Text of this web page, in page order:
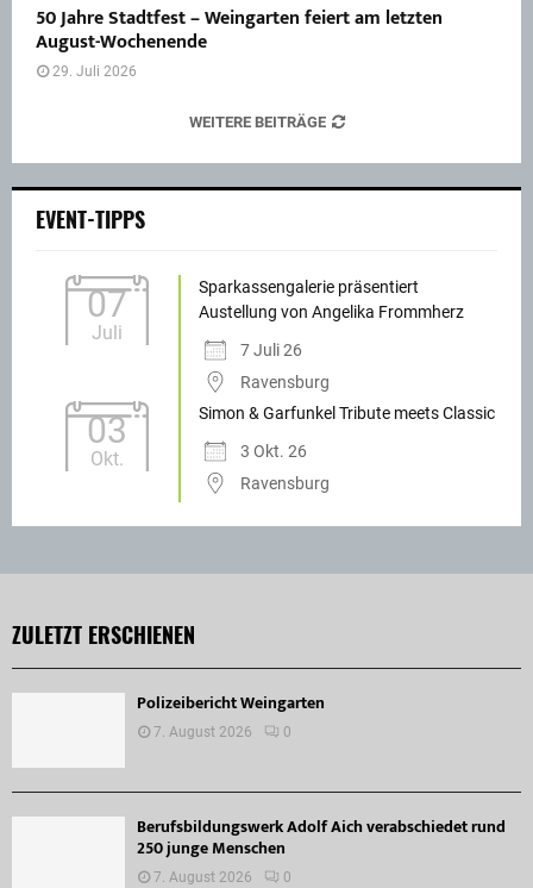
50 Jahre Stadtfest – Weingarten feiert am letzten
August-Wochenende
29. Juli 2026
WEITERE BEITRÄGE
EVENT-TIPPS
07
Juli
Sparkassengalerie präsentiert
Austellung von Angelika Frommherz
7 Juli 26
Ravensburg
03
Okt.
Simon & Garfunkel Tribute meets Classic
3 Okt. 26
Ravensburg
ZULETZT ERSCHIENEN
Polizeibericht Weingarten
7. August 2026 0
Berufsbildungswerk Adolf Aich verabschiedet rund
250 junge Menschen
7. August 2026 0